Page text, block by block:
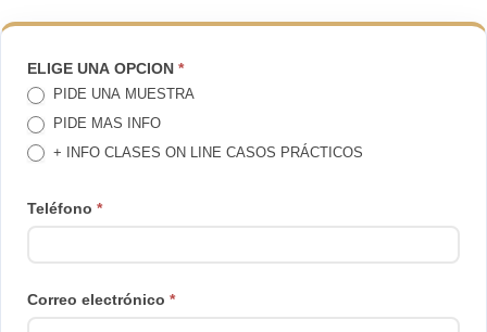
TE
LLAMAMOS
ELIGE UNA OPCION *
PIDE UNA MUESTRA
PIDE MAS INFO
+ INFO CLASES ON LINE CASOS PRÁCTICOS
Teléfono *
Correo electrónico *